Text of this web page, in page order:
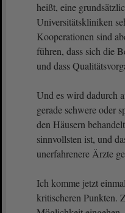
heißt, eine
Universitätskliniken
Kooperationen sind
führen, dass sich die
und dass
Und es wird dadurch
gerade schwere oder
den Häusern
sinnvollsten ist, und
unerfahrenere Ärzte
Ich komme jetzt
kritischeren Punkten.